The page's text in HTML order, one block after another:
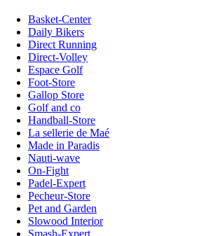
Basket-Center
Daily Bikers
Direct Running
Direct-Volley
Espace Golf
Foot-Store
Gallop Store
Golf and co
Handball-Store
La sellerie de Maé
Made in Paradis
Nauti-wave
On-Fight
Padel-Expert
Pecheur-Store
Pet and Garden
Slowood Interior